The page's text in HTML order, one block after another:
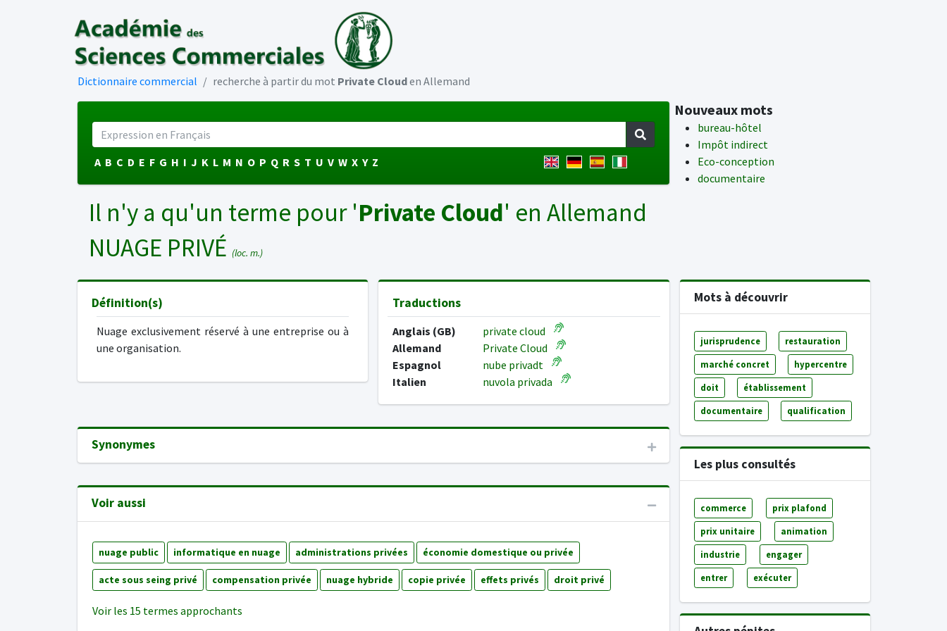
Dictionnaire commercial recherche à partir du mot Private Clouden Allemand
A B C D E F G H I J K L M N O P Q R S T U V W X Y Z
Nouveaux mots
bureau-hôtel
Impôt indirect
Eco-conception
documentaire
Il n'y a qu'un terme pour 'Private Cloud' en Allemand
NUAGE PRIVÉ (loc. m.)
Définition(s)
Nuage exclusivement réservé à une entreprise ou à
une organisation.
Traductions
Anglais (GB)
private cloud
Allemand
Private Cloud
Espagnol
nube privadt
Italien
nuvola privada
Synonymes
Voir aussi
nuage public informatique en nuage administrations privées économie domestique ou privée
acte sous seing privé compensation privée nuage hybride copie privée effets privés droit privé
Voir les 15 termes approchants
Mots à découvrir
jurisprudence restauration
marché concret hypercentre
doit établissement
documentaire qualification
Les plus consultés
commerce prix plafond
prix unitaire animation
industrie engager
entrer exécuter